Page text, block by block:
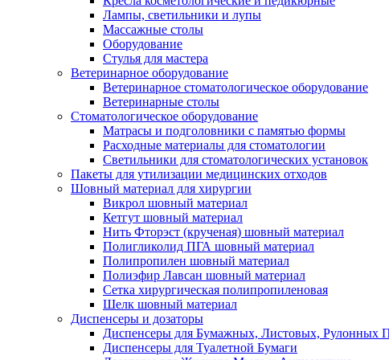
Лампы, светильники и лупы
Массажные столы
Оборудование
Стулья для мастера
Ветеринарное оборудование
Ветеринарное стоматологическое оборудование
Ветеринарные столы
Стоматологическое оборудование
Матрасы и подголовники с памятью формы
Расходные материалы для стоматологии
Светильники для стоматологических установок
Пакеты для утилизации медицинских отходов
Шовный материал для хирургии
Викрол шовный материал
Кетгут шовный материал
Нить Фторэст (крученая) шовный материал
Полигликолид ПГА шовный материал
Полипропилен шовный материал
Полиэфир Лавсан шовный материал
Сетка хирургическая полипропиленовая
Шелк шовный материал
Диспенсеры и дозаторы
Диспенсеры для Бумажных, Листовых, Рулонных
Диспенсеры для Туалетной Бумаги